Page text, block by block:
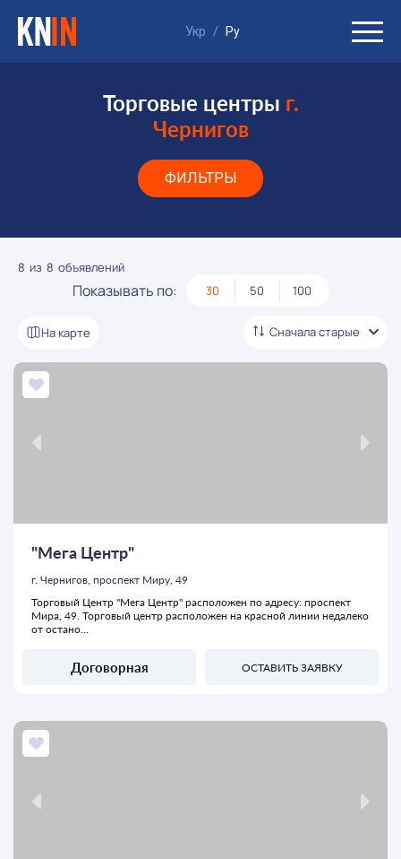
Укр / Ру
Торговые центры г.
Чернигов
ФИЛЬТРЫ
8 из 8 объявлений
Показывать по: 30 50 100
На карте Сначаластарые
"Мега Центр"
г. Чернигов, проспект Миру, 49
Торговый Центр "Мега Центр" расположен по адресу: проспект
Мира, 49. Торговый центр расположен на красной линии недалеко
от остано...
Договорная ОСТАВИТЬ ЗАЯВКУ